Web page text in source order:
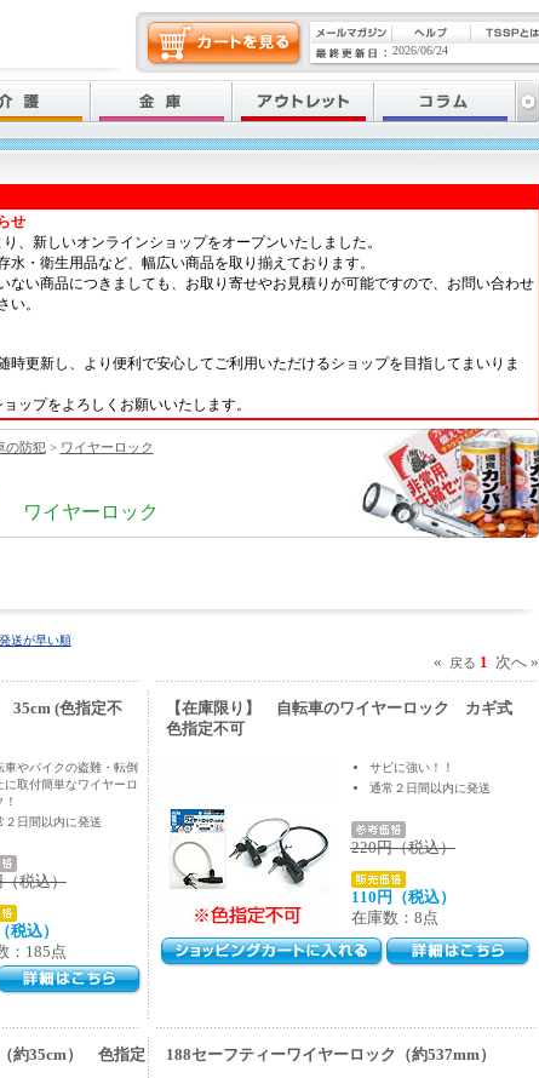
せ
、新しいオンラインショップをオープンいたしました。
水・衛生用品など、幅広い商品を取り揃えております。
ない商品につきましても、お取り寄せやお見積りが可能ですので、お問い合わせ
い。
時更新し、より便利で安心してご利用いただけるショップを目指してまいりま
ップをよろしくお願いいたします。
の防犯> ワイヤーロック
ワイヤーロック
発送が早い順
« 戻る 1 次へ »
(色指定不
車やバイクの盗難・転倒
に取付簡単なワイヤーロ
！
２日間以内に発送
（税込）
税込）
：185点
【在庫限り】 自転車のワイヤーロック カギ式
色指定不可
サビに強い！！
通常２日間以内に発送
220円（税込）
110円（税込）
在庫数：8点
約35cm） 色指定
188セーフティーワイヤーロック（約537mm）
2026/06/24